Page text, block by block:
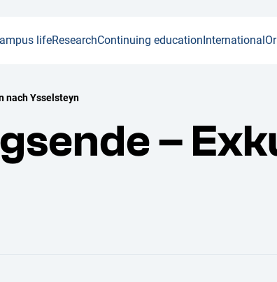
lifeResearchContinuing educationInternational
nach Ysselsteyn
–